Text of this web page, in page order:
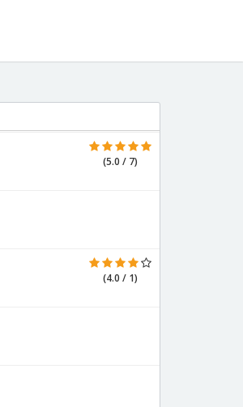
(5.0 / 7)
(4.0 / 1)